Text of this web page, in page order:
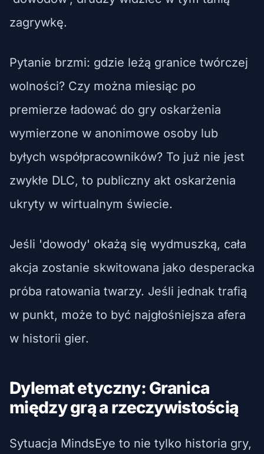
zagrywkę.
Pytanie brzmi: gdzie leżą granice twórczej
wolności? Czy można miesiąc po
premierze ładować do gry oskarżenia
wymierzone w anonimowe osoby lub
byłych współpracowników? To już nie jest
zwykłe DLC, to publiczny akt oskarżenia
ukryty w wirtualnym świecie.
Jeśli 'dowody' okażą się wydmuszką, cała
akcja zostanie skwitowana jako desperacka
próba ratowania twarzy. Jeśli jednak trafią
w punkt, może to być najgłośniejsza afera
w historii gier.
Dylemat etyczny: Granica
między grą a rzeczywistością
Sytuacja MindsEye to nie tylko historia gry,